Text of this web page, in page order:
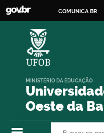
COMUNICA BR
Oeste da
MINISTÉRIO DA EDUCAÇÃO